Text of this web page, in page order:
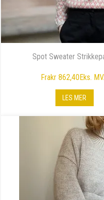
Spot Sweater
Frakr 862,40Eks.
LES MER